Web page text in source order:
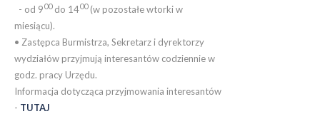
- od 900do 1400(w pozostałe wtorki w
miesiącu).
• Zastępca Burmistrza, Sekretarz i dyrektorzy
wydziałów przyjmują interesantów codziennie w
godz. pracy Urzędu.
Informacja dotycząca przyjmowania interesantów
- TUTAJ